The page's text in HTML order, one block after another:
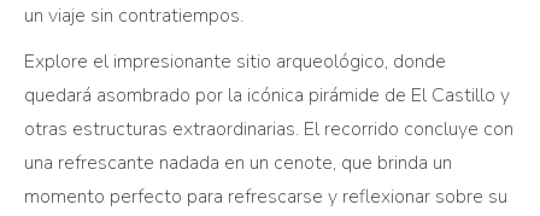
un viaje sin contratiempos.
Explore el impresionante sitio arqueológico, donde
quedará asombrado por la icónica pirámide de El Castillo y
otras estructuras extraordinarias. El recorrido concluye con
una refrescante nadada en un cenote, que brinda un
momento perfecto para refrescarse y reflexionar sobre su